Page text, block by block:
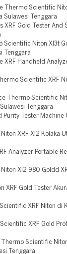
Thermo Scientific
Sulawesi Tenggara
XRF Gold Tester And
Scientific Niton Xl3t
Tenggara
XRF Handheld
Scientific XRF
Thermo Scientific
Tenggara
Purity Tester Machine
XRF Xl2 Kolaka
Analyzer Portable
Xl2 980 Goldd
XRF Gold Tester
XRF Niton di
XRF Gold
Thermo Scientific
Tenggara